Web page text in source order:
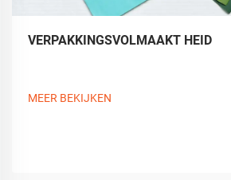
VERPAKKINGSVOLMAAKT HEID
MEER BEKIJKEN